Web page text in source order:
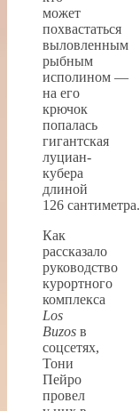
может
похвастаться
выловленным
рыбным
исполином —
на его
крючок
попалась
гигантская
луциан-
кубера
длиной
126 сантиметра.
Как
рассказало
руководство
курортного
комплекса
Los
Buzos в
соцсетях,
Тони
Пейро
провел